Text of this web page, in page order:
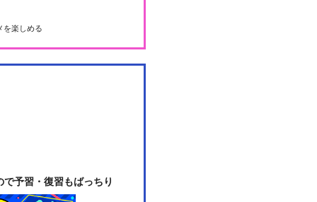
を楽しめる
予習・復習もばっちり